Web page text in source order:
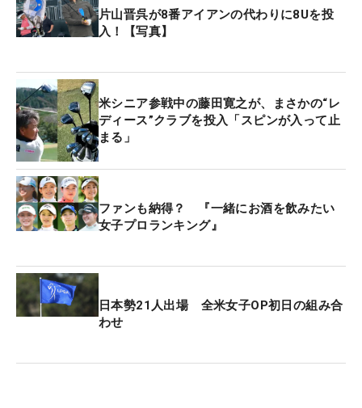
それでも今回の難コースには、「これ以上プロが求
める難しさはないのでは」と語るほどだった。
そんなコースで「アンダーパーで回る選手はすごい
なと思った」と上位選手から刺激を受けた。「僕も
（4日間で）1回しか出なかったしね。大たたきもし
なかったけど、頑張っても1アンダーだった」と悔
しさもにじませた。
「世界の選手たちと戦うために、どんな作戦を詰め
ていくかを考えるのが好き。この1カ月で何が必要
けど、来週からは本格的に“詰める作戦”に入る」
次なるターゲットは、6月26日から始まる「全米シ
片山晋呉が8番アイアンの代わりに8Uを投
入！【写真】
米シニア参戦中の藤田寛之が、まさかの“レ
ディース”クラブを投入「スピンが入って止
まる」
ファンも納得？ 『一緒にお酒を飲みたい
女子プロランキング』
日本勢21人出場 全米女子OP初日の組み合
わせ